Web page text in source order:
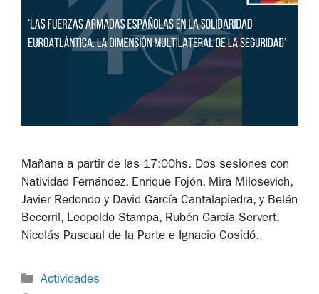
Mañana a partir de las 17:00hs. Dos sesiones con
Natividad Fernández, Enrique Fojón, Mira Milosevich,
Javier Redondo y David García Cantalapiedra, y Belén
Becerril, Leopoldo Stampa, Rubén García Servert,
Nicolás Pascual de la Parte e Ignacio Cosidó.
Actividades